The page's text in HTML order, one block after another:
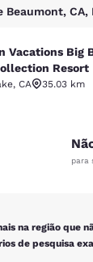
Vacations Big
Resort
, CA
35.03 km
4.63 estrelas.
para
na região que
de pesquisa